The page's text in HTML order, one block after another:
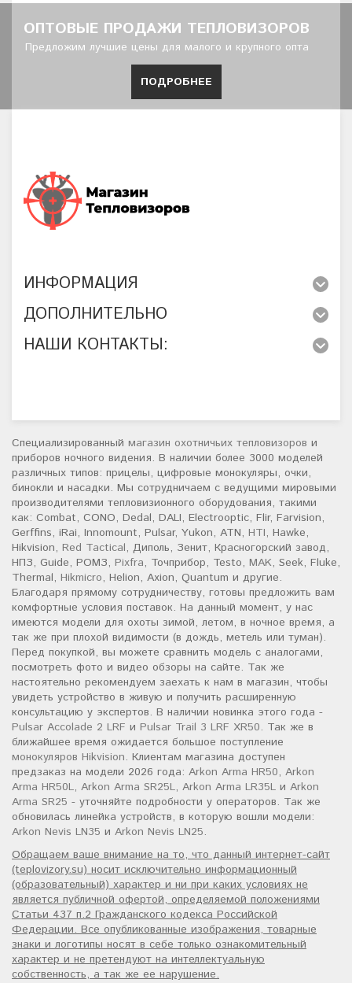
ОПТОВЫЕ ПРОДАЖИ ТЕПЛОВИЗОРОВ
Предложим лучшие цены для малого и крупного опта
ПОДРОБНЕЕ
ИНФОРМАЦИЯ
ДОПОЛНИТЕЛЬНО
НАШИ КОНТАКТЫ:
Специализированный магазин охотничьих тепловизоров и
приборов ночного видения. В наличии более 3000 моделей
различных типов: прицелы, цифровые монокуляры, очки,
бинокли и насадки. Мы сотрудничаем с ведущими мировыми
производителями тепловизионного оборудования, такими
как: Combat, CONO, Dedal, DALI, Electrooptic, Flir, Farvision,
Gerffins, iRai, Innomount, Pulsar, Yukon, ATN, HTI, Hawke,
Hikvision, Red Tactical, Диполь, Зенит, Красногорский завод,
НПЗ, Guide, РОМЗ, Pixfra, Точприбор, Testo, MAK, Seek, Fluke,
Thermal, Hikmicro, Helion, Axion, Quantum и другие.
Благодаря прямому сотрудничеству, готовы предложить вам
комфортные условия поставок. На данный момент, у нас
имеются модели для охоты зимой, летом, в ночное время, а
так же при плохой видимости (в дождь, метель или туман).
Перед покупкой, вы можете сравнить модель с аналогами,
посмотреть фото и видео обзоры на сайте. Так же
настоятельно рекомендуем заехать к нам в магазин, чтобы
увидеть устройство в живую и получить расширенную
консультацию у экспертов. В наличии новинка этого года -
Pulsar Accolade 2 LRF и Pulsar Trail 3 LRF XR50. Так же в
ближайшее время ожидается большое поступление
монокуляров Hikvision. Клиентам магазина доступен
предзаказ на модели 2026 года: Arkon Arma HR50, Arkon
Arma HR50L, Arkon Arma SR25L, Arkon Arma LR35L и Arkon
Arma SR25 - уточняйте подробности у операторов. Так же
обновилась линейка устройств, в которую вошли модели:
Arkon Nevis LN35 и Arkon Nevis LN25.
Обращаем ваше внимание на то, что данный интернет-сайт
(teplovizory.su) носит исключительно информационный
(образовательный) характер и ни при каких условиях не
является публичной офертой, определяемой положениями
Статьи 437 п.2 Гражданского кодекса Российской
Федерации. Все опубликованные изображения, товарные
знаки и логотипы носят в себе только ознакомительный
характер и не претендуют на интеллектуальную
собственность, а так же ее нарушение.